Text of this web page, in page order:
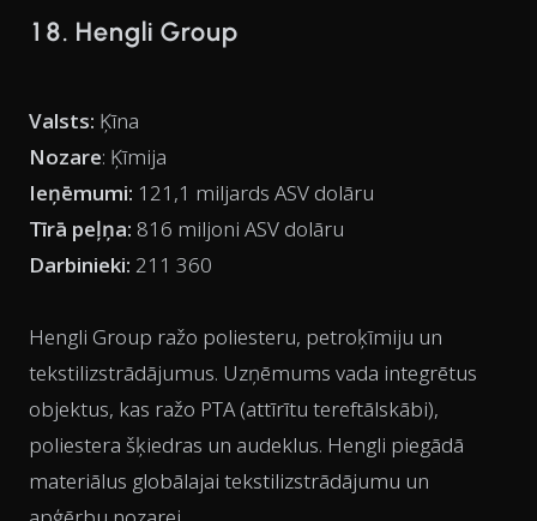
18. Hengli Group
Valsts: Ķīna
Nozare: Ķīmija
Ieņēmumi: 121,1 miljards ASV dolāru
Tīrā peļņa: 816 miljoni ASV dolāru
Darbinieki: 211 360
Hengli Group ražo poliesteru, petroķīmiju un
tekstilizstrādājumus. Uzņēmums vada integrētus
objektus, kas ražo PTA (attīrītu tereftālskābi),
poliestera šķiedras un audeklus. Hengli piegādā
materiālus globālajai tekstilizstrādājumu un